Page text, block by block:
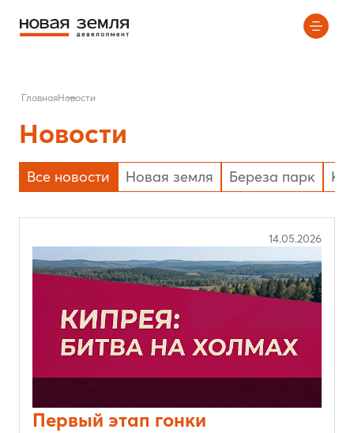
ГлавнаяНовости
Новости
Все новости Новая земля Береза парк
Первый этап гонки
14.05.2026